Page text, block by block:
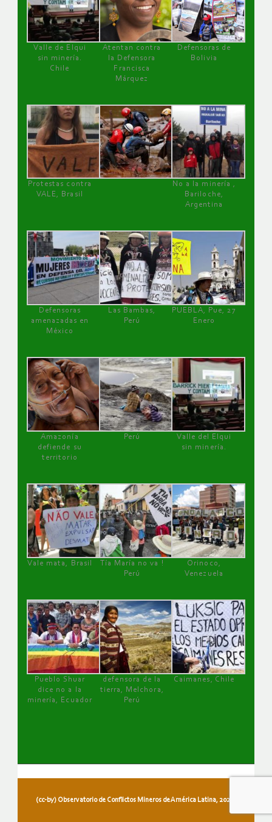
Valle de Elqui
sin minería.
Chile
Atentan contra
la Defensora
Francisca
Márquez
Defensoras de
Bolivia
Protestas contra
VALE, Brasil
No a la minería ,
Bariloche,
Argentina
Defensoras
amenazadas en
México
Las Bambas,
Perú
PUEBLA, Pue, 27
Enero
Amazonía
defiende su
territorio
Perú
Valle del Elqui
sin minería.
Vale mata, Brasil
Tía María no va !
Perú
Orinoco,
Venezuela
Pueblo Shuar
dice no a la
minería, Ecuador
defensora de la
tierra, Melchora,
Perú
Caimanes, Chile
(cc-by) Observatorio de Conflictos Mineros de América Latina, 2026